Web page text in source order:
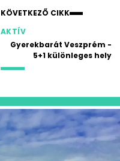
KÖVETKEZŐ CIKK
AKTÍV
Gyerekbarát Veszprém -
5+1 különleges hely